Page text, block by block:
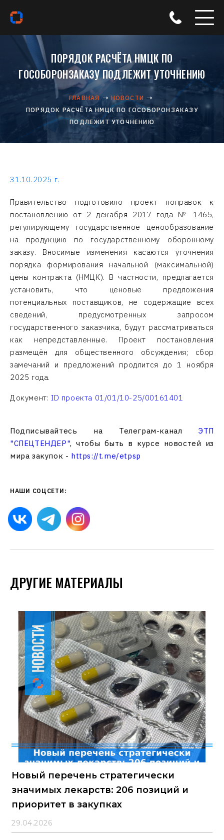
ПОРЯДОК РАСЧЁТА НМЦК ПО
ГОСОБОРОНЗАКАЗУ ПОДЛЕЖИТ УТОЧНЕНИЮ
ГЛАВНАЯ
НОВОСТИ
ПОРЯДОК РАСЧЁТА НМЦК ПО ГОСОБОРОНЗАКАЗУ
ПОДЛЕЖИТ УТОЧНЕНИЮ
31.10.2025 г.
Правительство подготовило проект поправок к
постановлению от 2 декабря 2017 года № 1465,
регулирующему государственное ценообразование
на продукцию по государственному оборонному
заказу. Вносимые изменения касаются уточнения
порядка формирования начальной (максимальной)
цены контракта (НМЦК). В частности, предлагается
установить, что ценовые предложения
потенциальных поставщиков, не содержащие всех
сведений, предусмотренных запросом
государственного заказчика, будут рассматриваться
как непредставленные. Проект постановления
размещён для общественного обсуждения; сбор
замечаний и предложений продлится до 1 ноября
2025 года.
Документ: ID проекта 01/01/10-25/00161401
Подписывайтесь на Телеграм-каналЭТП
"СПЕЦТЕНДЕР", чтобы быть в курсе новостей из
мира закупок - https://t.me/etpsp
НАШИ СОЦСЕТИ:
ДРУГИЕ МАТЕРИАЛЫ
Новый перечень стратегически
значимых лекарств: 206 позиций и
приоритет в закупках
29.04.2026